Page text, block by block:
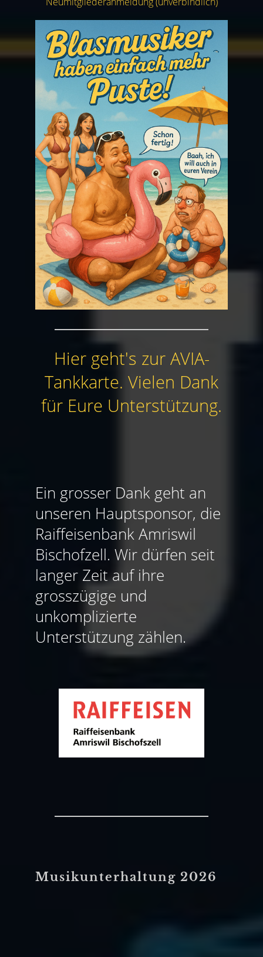
Hier geht's zur AVIA-
Tankkarte. Vielen Dank
für Eure Unterstützung.
Ein grosser Dank geht an
unseren Hauptsponsor, die
Raiffeisenbank Amriswil
Bischofzell. Wir dürfen seit
langer Zeit auf ihre
grosszügige und
unkomplizierte
Unterstützung zählen.
Musikunterhaltung 2026